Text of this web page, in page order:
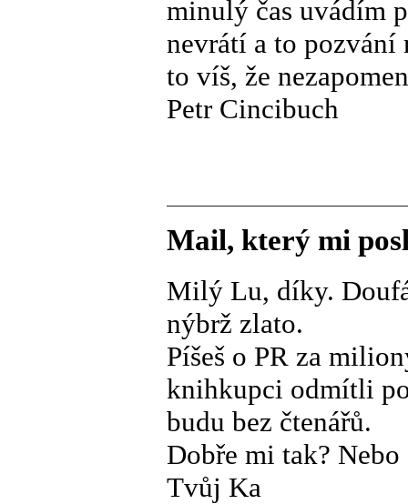
minulý čas uvádím
nevrátí a to pozvání
to víš, že
Petr Cincibuch
Mail, který mi
Milý Lu, díky.
nýbrž zlato.
Píšeš o PR za
knihkupci odmítli
budu bez čtenářů.
Dobře mi tak?
Tvůj Ka